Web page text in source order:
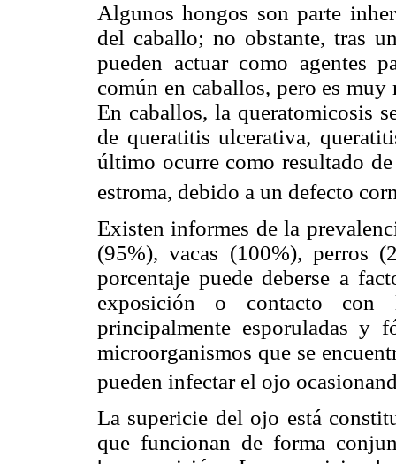
Algunos hongos son parte
del caballo; no obstante, tras
pueden actuar como agentes
común en caballos, pero es muy
En caballos, la queratomicosis
de queratitis ulcerativa,
último ocurre como resultado
estroma, debido a un defecto
Existen informes de la
(95%), vacas (100%), perros
porcentaje puede deberse a
exposición o contacto con
principalmente esporuladas y
microorganismos que se
pueden infectar el ojo
La supericie del ojo está
que funcionan de forma